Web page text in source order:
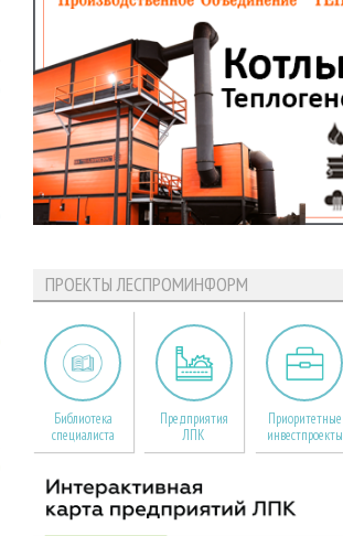
ПРОЕКТЫ ЛЕСПРОМИНФОРМ
Библиотека
специалиста
Предприятия
ЛПК
Приоритетные
инвестпроекты